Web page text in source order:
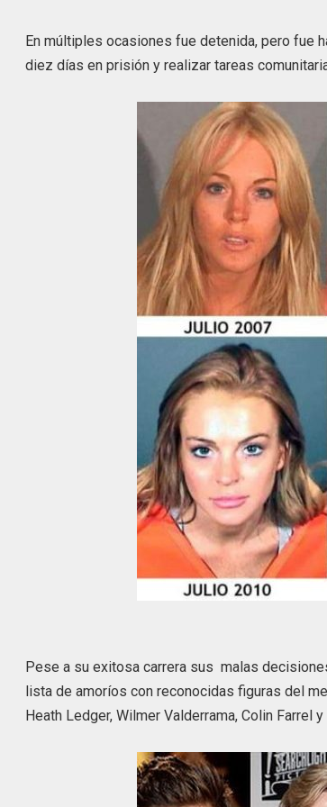
En múltiples ocasiones fue detenida, pero
diez días en prisión y realizar tareas
Pese a su exitosa carrera sus malas
lista de amoríos con reconocidas figuras del
Heath Ledger, Wilmer Valderrama, Colin Farrel